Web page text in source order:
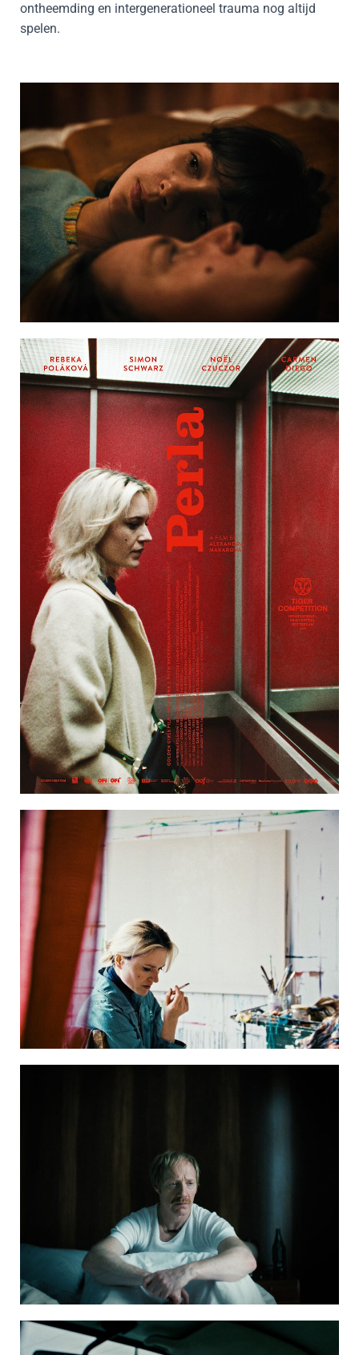
ontheemding en intergenerationeel trauma nog altijd
spelen.